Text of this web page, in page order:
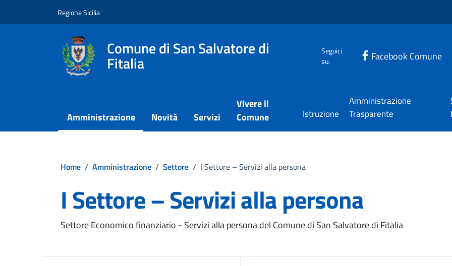
Regione Sicilia
Comune di San Salvatore di
Fitalia
Seguici
su:
Facebook Comune
Amministrazione Novità Servizi
Vivere il
Comune
Istruzione
Amministrazione
Trasparente
Home / Amministrazione / Settore / I Settore – Servizi alla persona
I Settore – Servizi alla persona
Settore Economico finanziario - Servizi alla persona del Comune di San Salvatore di Fitalia